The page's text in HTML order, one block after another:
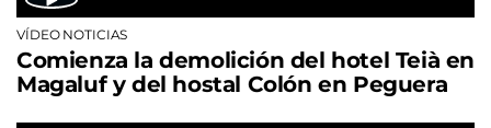
VÍDEO NOTICIAS
Comienza la demolición del hotel Teià en
Magaluf y del hostal Colón en Peguera